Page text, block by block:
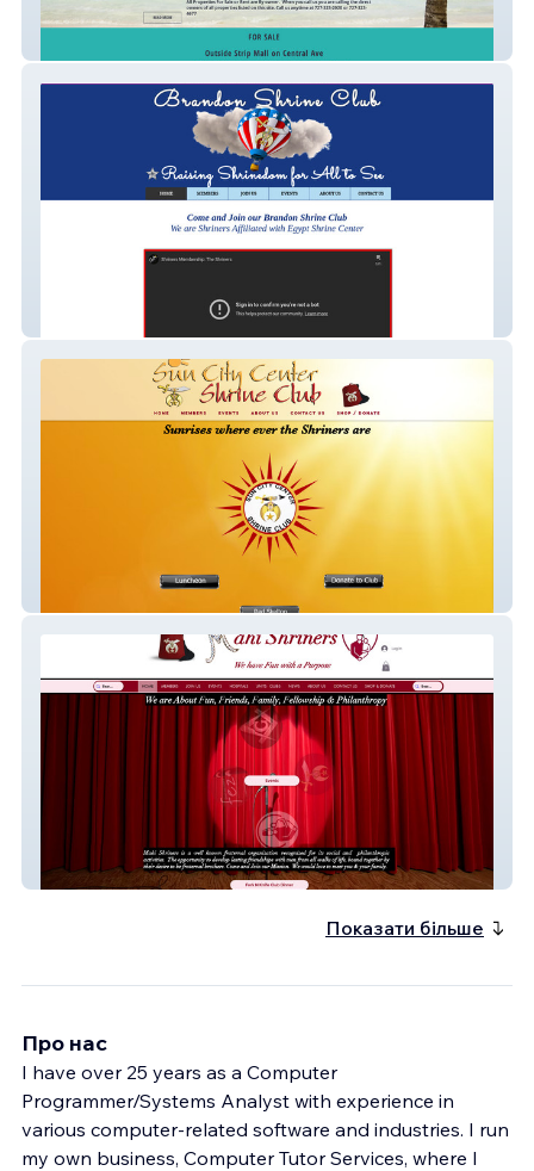
Sun City Shrine Club
Mahi Shriners
Показати більше
Про нас
I have over 25 years as a Computer
Programmer/Systems Analyst with experience in
various computer-related software and industries. I run
my own business, Computer Tutor Services, where I